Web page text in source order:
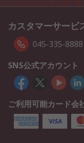
カスタマーサービ
045-335-8888
SNS公式アカウント
ご利用可能カード会